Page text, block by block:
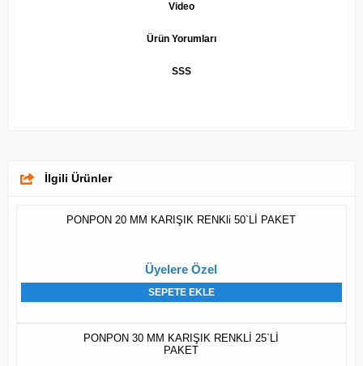
Video
Ürün Yorumları
SSS
İlgili Ürünler
PONPON 20 MM KARIŞIK RENKli 50`Lİ PAKET
Üyelere Özel
SEPETE EKLE
PONPON 30 MM KARIŞIK RENKLİ 25`Lİ
PAKET